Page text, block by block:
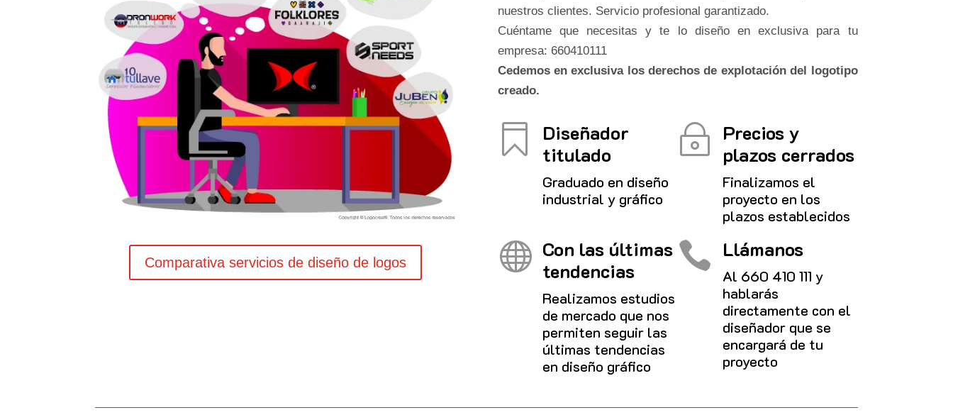
Comparativa servicios de diseño de logos
nuestros clientes. Servicio profesional garantizado.
Cuéntame que necesitas y te lo diseño en exclusiva para tu
empresa: 660410111
Cedemos en exclusiva los derechos de explotación del logotipo
creado.

Diseñador
titulado
Graduado en diseño
industrial y gráfico
~ Precios y
plazos cerrados
Finalizamos el
proyecto en los
plazos establecidos
 Con las últimas
tendencias
Realizamos estudios
de mercado que nos
permiten seguir las
últimas tendencias
en diseño gráfico
 Llámanos
Al 660 410 111 y
hablarás
directamente con el
diseñador que se
encargará de tu
proyecto